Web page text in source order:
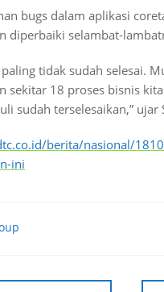
bugs dalam aplikasi
diperbaiki selambat-
tidak sudah selesai.
sekitar 18 proses bisnis
sudah terselesaikan,”
berita/nasional/
ini